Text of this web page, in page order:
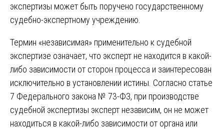
экспертизы может быть поручено государственному
судебно-экспертному учреждению.
Термин «независимая» применительно к судебной
экспертизе означает, что эксперт не находится в какой-
либо зависимости от сторон процесса и заинтересован
исключительно в установлении истины. Согласно статье
7 Федерального закона № 73-ФЗ, при производстве
судебной экспертизы эксперт независим, он не может
находиться в какой-либо зависимости от органа или